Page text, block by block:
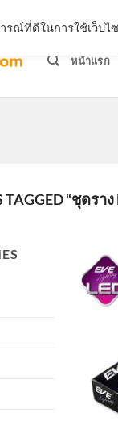
หน้าแรก
TAGGED “ชุดราง
รณ์ที่ดีในการใช้เว็บ